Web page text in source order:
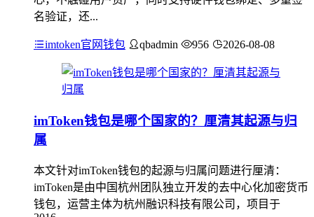
名验证，还...
imtoken官网钱包 qbadmin 956 2026-08-08
imToken钱包是哪个国家的？厘清其起源与归
属
本文针对imToken钱包的起源与归属问题进行厘清：
imToken是由中国杭州团队独立开发的去中心化加密货币
钱包，运营主体为杭州融识科技有限公司，项目于